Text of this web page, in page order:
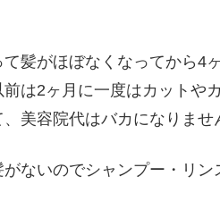
髪がほぼなくなってから4
前は2ヶ月に一度はカットや
美容院代はバカになりませ
がないのでシャンプー・リ